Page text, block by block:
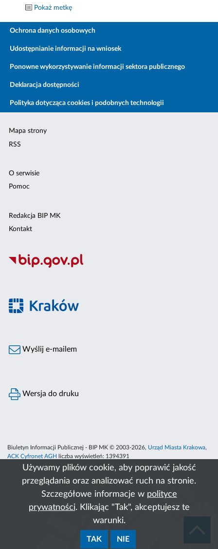
Używamy plików cookie, aby poprawić jakość
przeglądania oraz analizować ruch na stronie.
Szczegółowe informacje w polityce
prywatności. Klikając "Tak", akceptujesz te
warunki.
TAK NIE
Pokaż metkę
Ochrona danych osobowych
Udostępnianie informacji na wniosek
Ponowne wykorzystywanie informacji sektora publicznego
Deklaracja dostępności
Polityka dotycząca cookies i podobnych technologii
Mapa strony
RSS
O serwisie
Pomoc
Redakcja BIP MK
Kontakt
Wyślij e-mailem
Wersja do druku
Biuletyn Informacji Publicznej - BIP MK © 2003-2026, Urząd Miasta Krakowa,
ACK Cyfronet AGH
liczba wyświetleń: 1394391